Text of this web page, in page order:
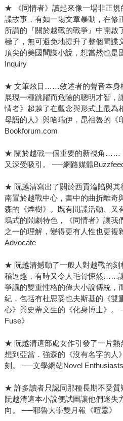
★ 《同情者》讀起來像一場非正規
諜故事，有如一場文章暴動，在修
所謂的『關於越戰的戰爭』中開
極了，無可避免地提升了整個間
頂尖的美國間諜小說，想當然也
Inquiry
★ 文筆炫目……敘述者的聲音本身
展現一種跳躍而危險的聰明才智
情者》超越了在觀念與形式上最為
母語的人》與哈瑞伊．昆祖魯的
Bookforum.com
★ 關於越戰一個重要的新視角……
又深受吸引。 ──網路媒體
★ 阮越清寫出了關於西貢淪陷與其
南置於越戰中心，書中的曲折離奇
森的《煙樹》。既有間諜活動、又
塢式的鬧劇特色，《同情者》讓我
之一的理解，變得更有人性也更
Advocate
★ 阮越清撼動了一般人對越戰的
稽逗趣，有時又令人毛骨悚然……
爭議的雙重性格的偉大小說傳統，
紀，包括有杜思妥也夫斯基的《雙
心》與史蒂文生的《化身博士》。
Fuse》
★ 阮越清這部處女作引發了一片熱
想到亞當．強森的《沒有名字的人
刻。 ──文學網站Novel Enthusiasts
★ 許多讀者只認同那種長期不受質
阮越清這本小說便試圖讓他們迷失
向。 ──耶魯大學雙月報《喧囂》